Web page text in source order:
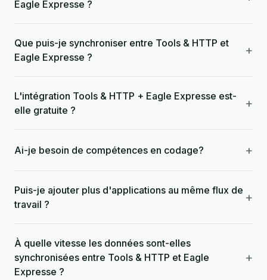
Eagle Expresse ?
Que puis-je synchroniser entre Tools & HTTP et
Eagle Expresse ?
+
L'intégration Tools & HTTP + Eagle Expresse est-
elle gratuite ?
+
Ai-je besoin de compétences en codage? +
Puis-je ajouter plus d'applications au même flux de
travail ?
+
À quelle vitesse les données sont-elles
synchronisées entre Tools & HTTP et Eagle
Expresse ?
+